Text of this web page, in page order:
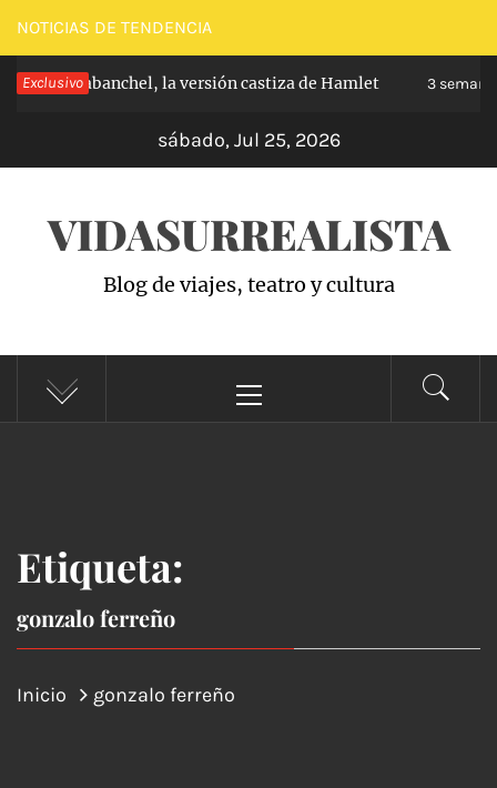
Saltar
al
contenido
NOTICIAS DE TENDENCIA
Exclusivo
de Carabanchel, la versión castiza de Hamlet 3
sábado, Jul 25, 2026
VIDASURREALISTA
Blog de viajes, teatro y cultura
principal
Etiqueta:
gonzalo ferreño
Inicio gonzalo ferreño